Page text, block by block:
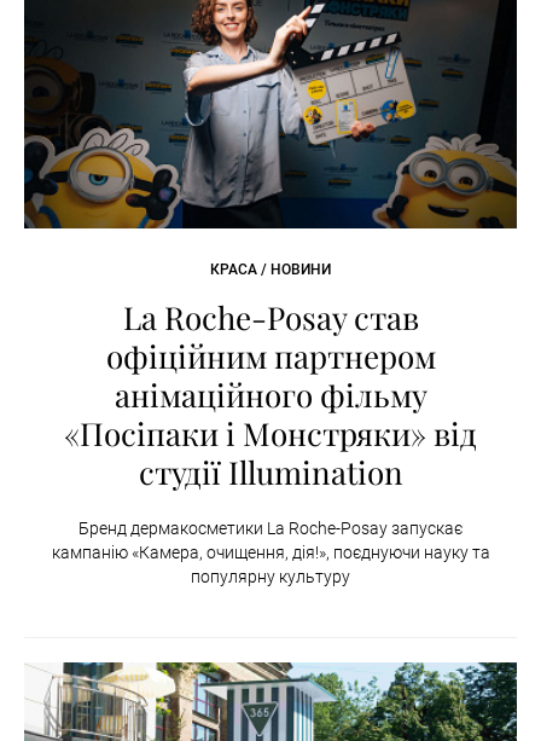
КРАСА / НОВИНИ
La Roche-Posay став
офіційним партнером
анімаційного фільму
«Посіпаки і Монстряки» від
студії Illumination
Бренд дермакосметики La Roche-Posay запускає
кампанію «Камера, очищення, дія!», поєднуючи науку та
популярну культуру